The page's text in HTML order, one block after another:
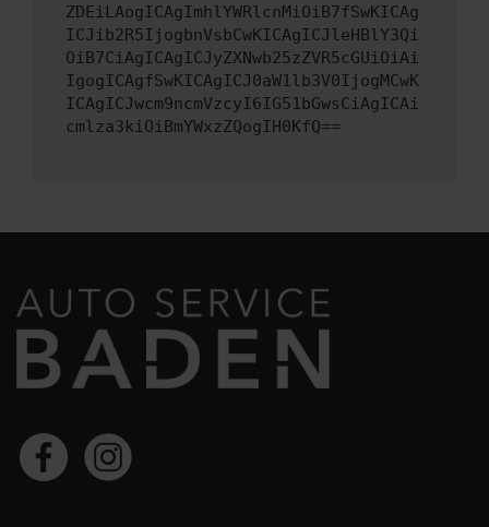
ZDEiLAogICAgImhlYWRlcnMiOiB7fSwKICAg
ICJib2R5IjogbnVsbCwKICAgICJleHBlY3Qi
OiB7CiAgICAgICJyZXNwb25zZVR5cGUiOiAi
IgogICAgfSwKICAgICJ0aW1lb3V0IjogMCwK
ICAgICJwcm9ncmVzcyI6IG51bGwsCiAgICAi
cmlza3kiOiBmYWxzZQogIH0KfQ==